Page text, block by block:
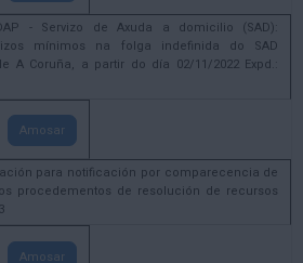
- Servizo de Axuda a domicilio (SAD):
mínimos na folga indefinida do SAD
A Coruña, a partir do día 02/11/2022 Expd.:
Amosar
para notificación por comparecencia de
procedementos de resolución de recursos
Amosar